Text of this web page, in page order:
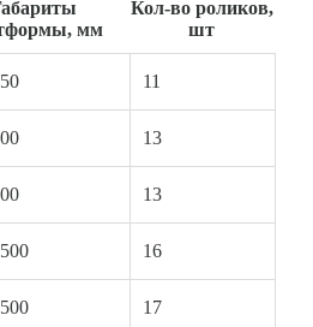
мм
Кол-во роликов,
шт
11
13
13
16
17